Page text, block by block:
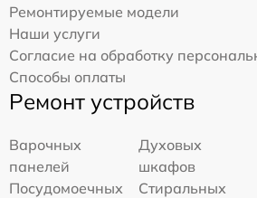
Ремонтируемые модели
Наши услуги
Согласие на обработку
Способы оплаты
Ремонт устройств
Варочных
панелей
Духовых
шкафов
Посудомоечных
Стиральных